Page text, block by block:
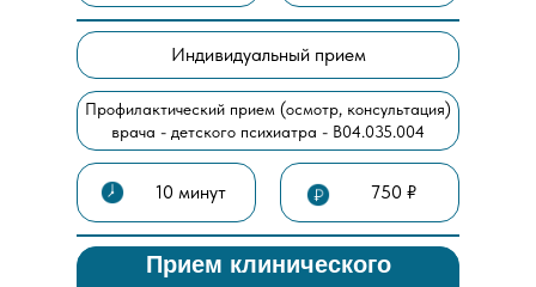
Прием клинического
Индивидуальный прием
750 ₽
Профилактический прием (осмотр, консультация)
врача - детского психиатра - В04.035.004
10 минут